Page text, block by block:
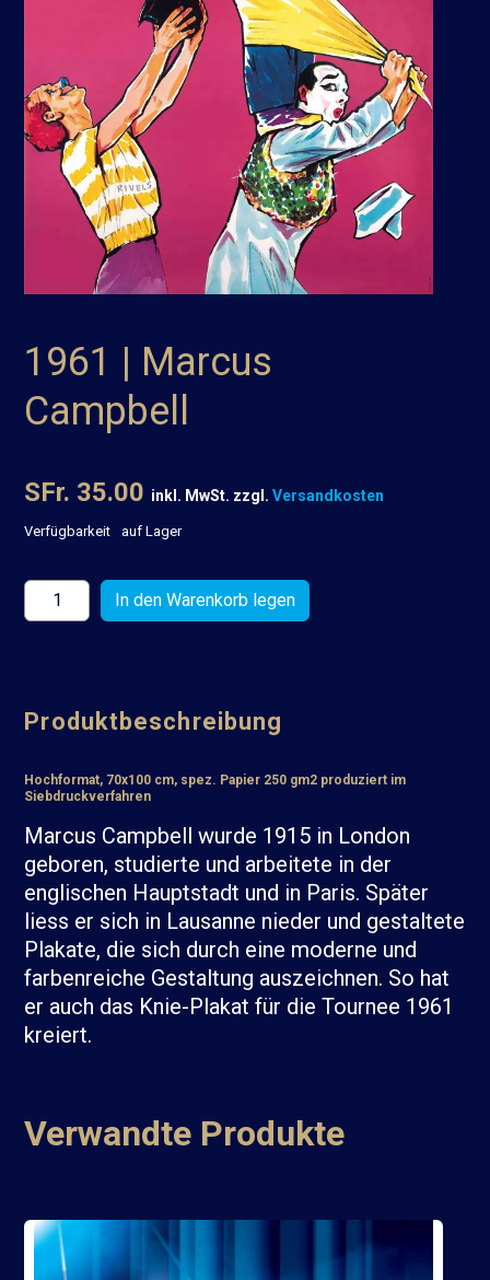
1961 | Marcus
Campbell
SFr. 35.00 inkl. MwSt. zzgl.Versandkosten
Verfügbarkeit auf Lager
Produktbeschreibung
Hochformat, 70x100 cm, spez. Papier 250 gm2 produziert im
Siebdruckverfahren
Marcus Campbell wurde 1915 in London
geboren, studierte und arbeitete in der
englischen Hauptstadt und in Paris. Später
liess er sich in Lausanne nieder und gestaltete
Plakate, die sich durch eine moderne und
farbenreiche Gestaltung auszeichnen. So hat
er auch das Knie-Plakat für die Tournee 1961
kreiert.
Verwandte Produkte